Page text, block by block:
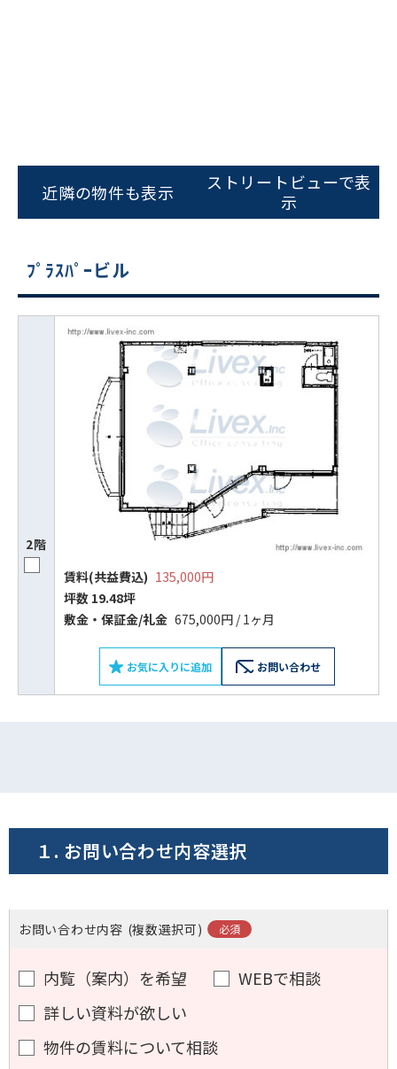
近隣の物件も表示
ストリートビューで表
示
ﾌﾟﾗｽﾊﾟｰビル
2階
賃料(共益費込) 135,000円
坪数 19.48坪
敷⾦‧保証⾦/礼⾦ 675,000円 / 1ヶ月
お気に入りに追加 お問い合わせ
ビルコード：172272
をお伝えいただくと
スムーズにご案内できます
フォームでお問い合わせ
１. お問い合わせ内容選択
お問い合わせ内容 (複数選択可)
内覧（案内）を希望
WEBで相談
詳しい資料が欲しい
物件の賃料について相談